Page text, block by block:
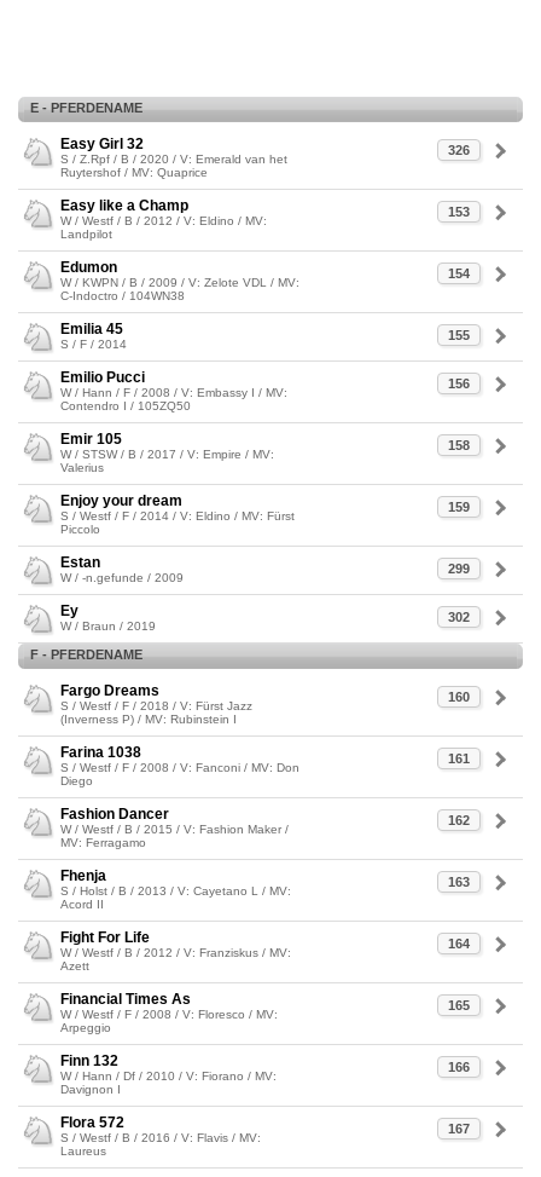
E - PFERDENAME
326
Easy Girl 32
S / Z.Rpf / B / 2020 / V: Emerald van het
Ruytershof / MV: Quaprice
153
Easy like a Champ
W / Westf / B / 2012 / V: Eldino / MV:
Landpilot
154
Edumon
W / KWPN / B / 2009 / V: Zelote VDL / MV:
C-Indoctro / 104WN38
155
Emilia 45
S / F / 2014
156
Emilio Pucci
W / Hann / F / 2008 / V: Embassy I / MV:
Contendro I / 105ZQ50
158
Emir 105
W / STSW / B / 2017 / V: Empire / MV:
Valerius
159
Enjoy your dream
S / Westf / F / 2014 / V: Eldino / MV: Fürst
Piccolo
299
Estan
W / -n.gefunde / 2009
302
Ey
W / Braun / 2019
F - PFERDENAME
160
Fargo Dreams
S / Westf / F / 2018 / V: Fürst Jazz
(Inverness P) / MV: Rubinstein I
161
Farina 1038
S / Westf / F / 2008 / V: Fanconi / MV: Don
Diego
162
Fashion Dancer
W / Westf / B / 2015 / V: Fashion Maker /
MV: Ferragamo
163
Fhenja
S / Holst / B / 2013 / V: Cayetano L / MV:
Acord II
164
Fight For Life
W / Westf / B / 2012 / V: Franziskus / MV:
Azett
165
Financial Times As
W / Westf / F / 2008 / V: Floresco / MV:
Arpeggio
166
Finn 132
W / Hann / Df / 2010 / V: Fiorano / MV:
Davignon I
167
Flora 572
S / Westf / B / 2016 / V: Flavis / MV:
Laureus